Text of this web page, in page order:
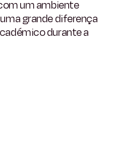
um ambiente
grande diferença
durante a